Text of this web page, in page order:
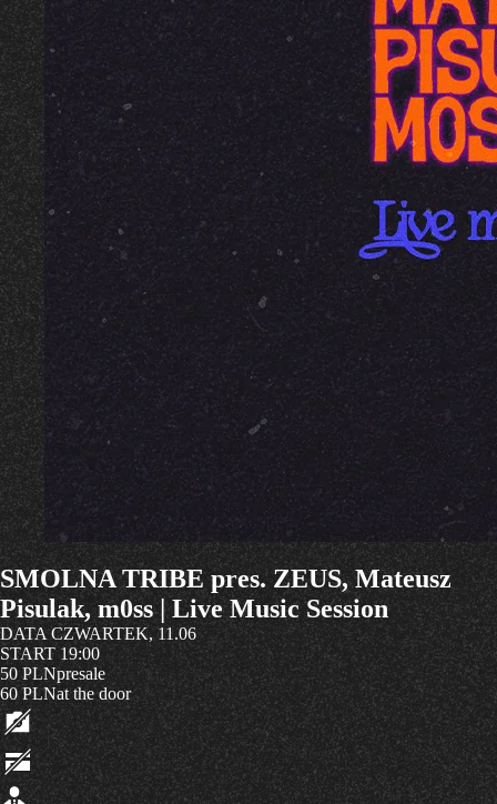
SMOLNA TRIBE pres. ZEUS, Mateusz
Pisulak, m0ss | Live Music Session
DATA CZWARTEK, 11.06
START 19:00
50 PLNpresale
60 PLNat the door